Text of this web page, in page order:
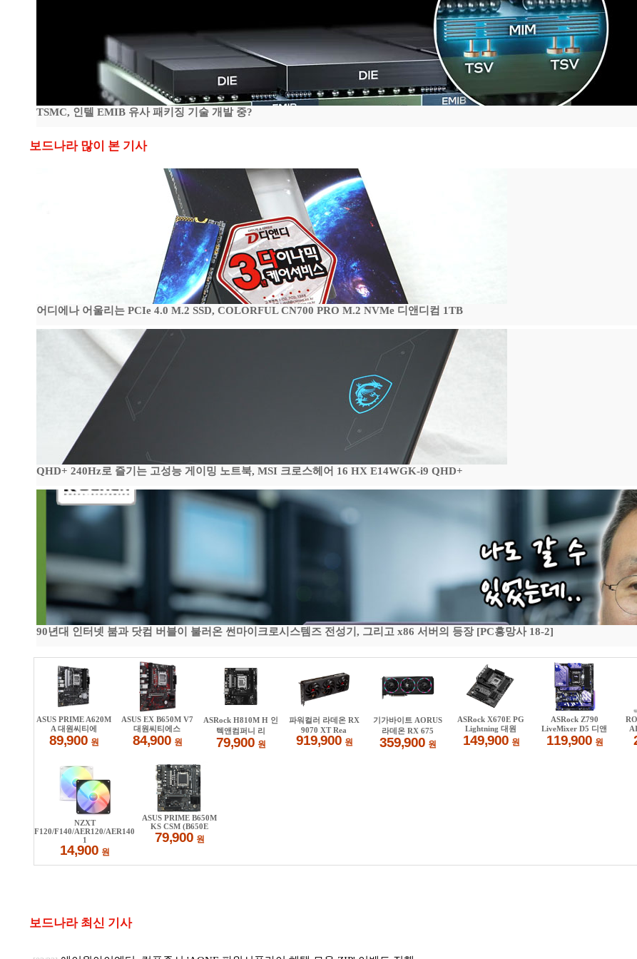
TSMC, 인텔 EMIB 유사 패키징 기술 개발 중?
보드나라 많이 본 기사
어디에나 어울리는 PCIe 4.0 M.2 SSD, COLORFUL CN700 PRO M.2 NVMe 디앤디컴 1TB
QHD+ 240Hz로 즐기는 고성능 게이밍 노트북, MSI 크로스헤어 16 HX E14WGK-i9 QHD+
90년대 인터넷 붐과 닷컴 버블이 불러온 썬마이크로시스템즈 전성기, 그리고 x86 서버의 등장 [PC흥망사 18-2]
보드나라 최신 기사